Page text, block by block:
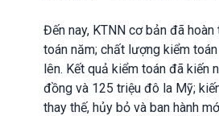
Đến nay, KTNN cơ bản đã
toán năm; chất lượng kiểm
lên. Kết quả kiểm toán đã kiến
đồng và 125 triệu đô la Mỹ;
thay thế, hủy bỏ và ban hành